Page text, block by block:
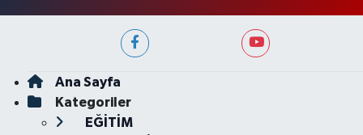
Ana Sayfa
Kategoriler
EĞİTİM